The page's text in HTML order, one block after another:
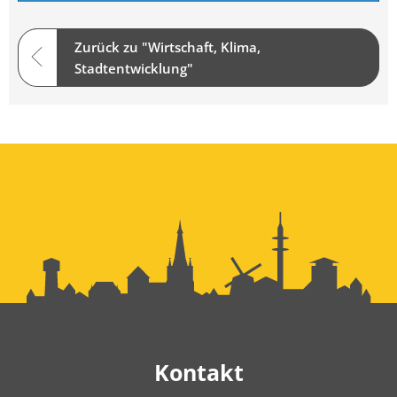
Zurück zu "Wirtschaft, Klima,
Stadtentwicklung"
Kontakt